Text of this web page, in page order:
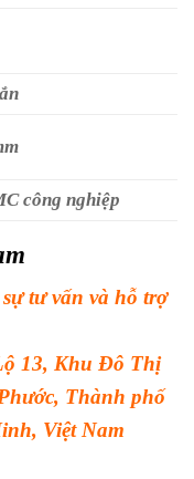
công nghiệp
tư vấn và hỗ trợ
13, Khu Đô Thị
Thành phố
Việt Nam